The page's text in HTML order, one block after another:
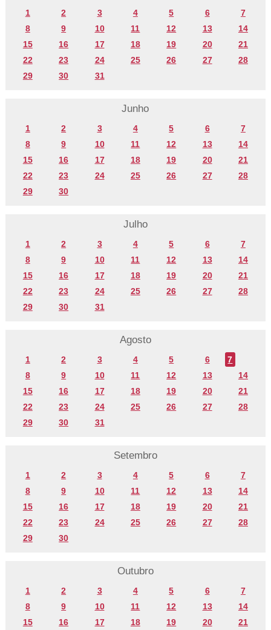
1 2 3 4 5 6
7
8
9 10 11 12 13
14
15
16 17 18 19 20
21
22
23 24 25 26 27
28
29
30 31
Junho
1 2 3 4 5 6
7
8
9 10 11 12 13
14
15
16 17 18 19 20
21
22
23 24 25 26 27
28
29
30
Julho
1 2 3 4 5 6
7
8
9 10 11 12 13
14
15
16 17 18 19 20
21
22
23 24 25 26 27
28
29
30 31
Agosto
1 2 3 4 5 6
7
8
9 10 11 12 13
14
15
16 17 18 19 20
21
22
23 24 25 26 27
28
29
30 31
Setembro
1 2 3 4 5 6
7
8
9 10 11 12 13
14
15
16 17 18 19 20
21
22
23 24 25 26 27
28
29
30
Outubro
1 2 3 4 5 6
7
8
9 10 11 12 13
14
15
16 17 18 19 20 21